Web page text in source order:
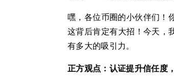
嘿，各位币圈的小伙伴们
这背后肯定有大招！今天，
有多大的吸引力。
正方观点：认证提升信任度